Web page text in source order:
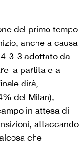
del primo tempo
anche a causa
3-3 adottato da
la partita e a
dirà,
del Milan),
in attesa di
attaccando
che